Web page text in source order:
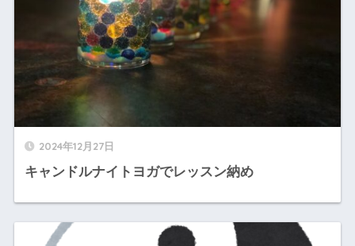
2024年12月27日
キャンドルナイトヨガでレッスン納め